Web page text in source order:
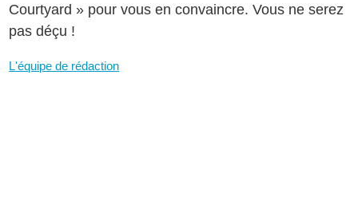
Courtyard » pour vous en convaincre. Vous ne serez
pas déçu !
L'équipe de rédaction